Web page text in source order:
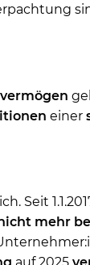
einer
Seit
mehr